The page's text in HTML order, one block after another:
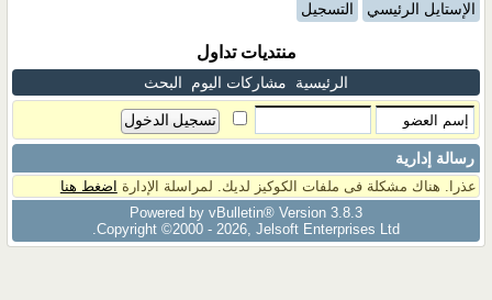
الإستايل الرئيسي التسجيل
منتديات تداول
الرئيسية مشاركات اليوم البحث
رسالة إدارية
عذرا. هناك مشكلة فى ملفات الكوكيز لديك. لمراسلة الإدارة اضغط هنا
Powered by vBulletin® Version 3.8.3
Copyright ©2000 - 2026, Jelsoft Enterprises Ltd.